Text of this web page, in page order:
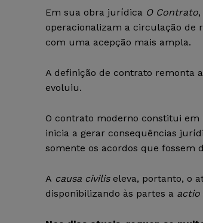
Em sua obra jurídica O Contrato
operacionalizam a circulação de
com uma acepção mais ampla.
A definição de contrato remonta
evoluiu.
O contrato moderno constitui
inicia a gerar consequências
somente os acordos que fossem
A causa civiliseleva, portanto, o
disponibilizando às partes a actio